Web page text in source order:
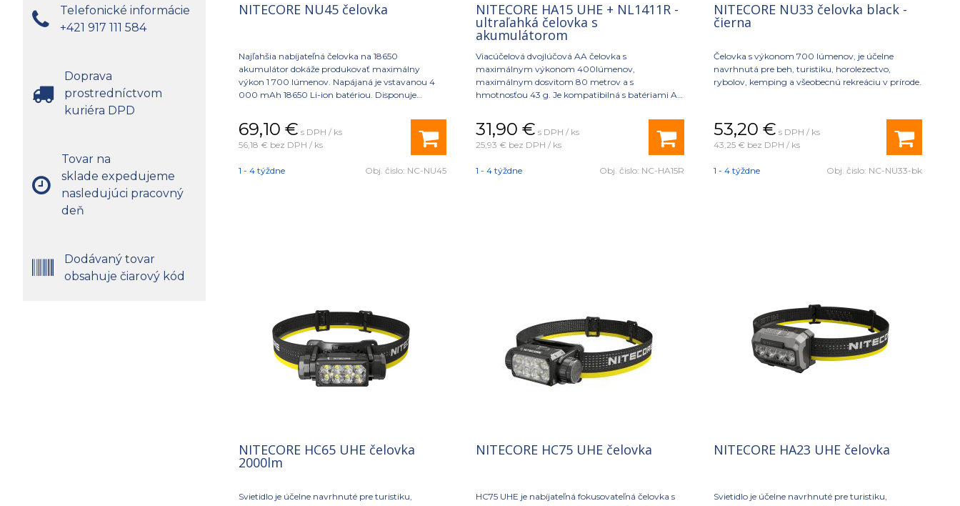
NITECORE NU45 čelovka
Najľahšia nabíjateľná čelovka na 18650
akumulátor dokáže produkovať maximálny
výkon 1 700 lúmenov. Napájaná je vstavanou 4
000 mAh 18650 Li-ion batériou. Disponuje
automaticky stlmí svetlo pri približovaní sa k
prekážkam, čím znižuje ostré oslnenie a odrazy a
zabraňuje prehrievaniu.
69,10 € s DPH / ks
56,18 € bez DPH / ks
1 - 4 týždne Obj. čislo: NC-NU45
NITECORE HA15 UHE + NL1411R -
ultraľahká čelovka s
akumulátorom
Viacúčelová dvojlúčová AA čelovka s
maximálnym výkonom 400lúmenov,
maximálnym dosvitom 80 metrov a s
hmotnosťou 43 g. Je kompatibilná s batériami AA
31,90 € s DPH / ks
25,93 € bez DPH / ks
1 - 4 týždne Obj. čislo: NC-HA15R
NITECORE NU33 čelovka black -
čierna
Čelovka s výkonom 700 lúmenov, je účelne
navrhnutá pre beh, turistiku, horolezectvo,
rybolov, kemping a všeobecnú rekreáciu v prírode.
53,20 € s DPH / ks
43,25 € bez DPH / ks
1 - 4 týždne Obj. čislo: NC-NU33-bk
NITECORE HC65 UHE čelovka
2000lm
Svietidlo je účelne navrhnuté pre turistiku,
NITECORE HC75 UHE čelovka
HC75 UHE je nabíjateľná fokusovateľná čelovka s
NITECORE HA23 UHE čelovka
Svietidlo je účelne navrhnuté pre turistiku,
Telefonické informácie
+421 917 111 584
Doprava
prostredníctvom
kuriéra DPD
Tovar na
sklade expedujeme
nasledujúci pracovný
deň
Dodávaný tovar
obsahuje čiarový kód